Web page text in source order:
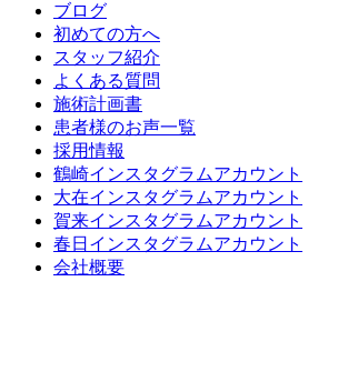
ブログ
初めての方へ
スタッフ紹介
よくある質問
施術計画書
患者様のお声一覧
採用情報
鶴崎インスタグラムアカウント
大在インスタグラムアカウント
賀来インスタグラムアカウント
春日インスタグラムアカウント
会社概要